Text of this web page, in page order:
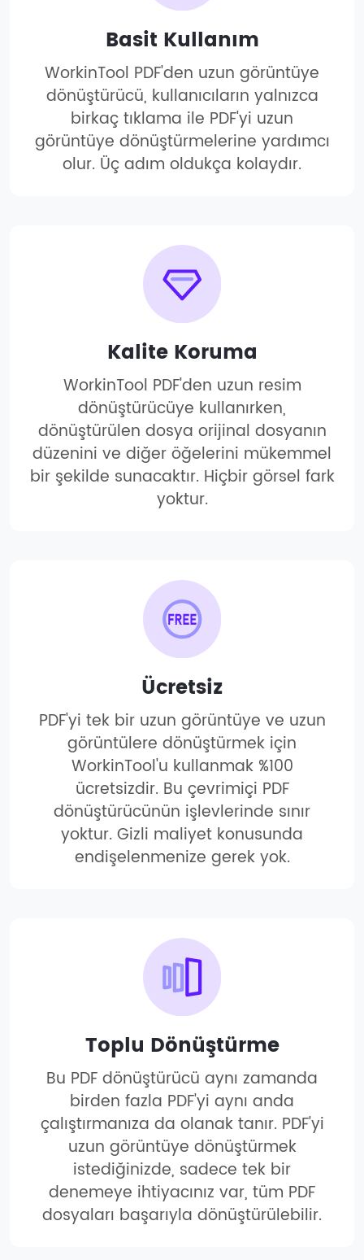
Basit Kullanım
WorkinTool PDF'den uzun görüntüye
dönüştürücü, kullanıcıların yalnızca
birkaç tıklama ile PDF'yi uzun
görüntüye dönüştürmelerine yardımcı
olur. Üç adım oldukça kolaydır.
Kalite Koruma
WorkinTool PDF'den uzun resim
dönüştürücüye kullanırken,
dönüştürülen dosya orijinal dosyanın
düzenini ve diğer öğelerini mükemmel
bir şekilde sunacaktır. Hiçbir görsel fark
yoktur.
Ücretsiz
PDF'yi tek bir uzun görüntüye ve uzun
görüntülere dönüştürmek için
WorkinTool'u kullanmak %100
ücretsizdir. Bu çevrimiçi PDF
dönüştürücünün işlevlerinde sınır
yoktur. Gizli maliyet konusunda
endişelenmenize gerek yok.
Toplu Dönüştürme
Bu PDF dönüştürücü aynı zamanda
birden fazla PDF'yi aynı anda
çalıştırmanıza da olanak tanır. PDF'yi
uzun görüntüye dönüştürmek
istediğinizde, sadece tek bir
denemeye ihtiyacınız var, tüm PDF
dosyaları başarıyla dönüştürülebilir.